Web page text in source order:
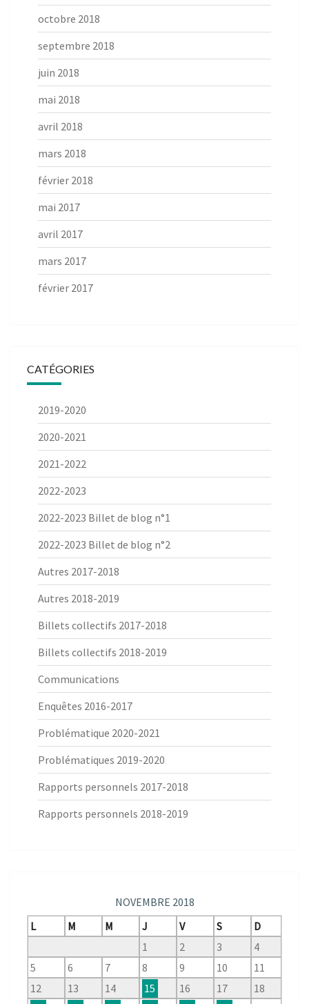
octobre 2018
septembre 2018
juin 2018
mai 2018
avril 2018
mars 2018
février 2018
mai 2017
avril 2017
mars 2017
février 2017
CATÉGORIES
2019-2020
2020-2021
2021-2022
2022-2023
2022-2023 Billet de blog n°1
2022-2023 Billet de blog n°2
Autres 2017-2018
Autres 2018-2019
Billets collectifs 2017-2018
Billets collectifs 2018-2019
Communications
Enquêtes 2016-2017
Problématique 2020-2021
Problématiques 2019-2020
Rapports personnels 2017-2018
Rapports personnels 2018-2019
NOVEMBRE 2018
L
M M J V S
D
1
2 3
4
5
6 7 8 9 10
11
12
13 14 15 16 17
18